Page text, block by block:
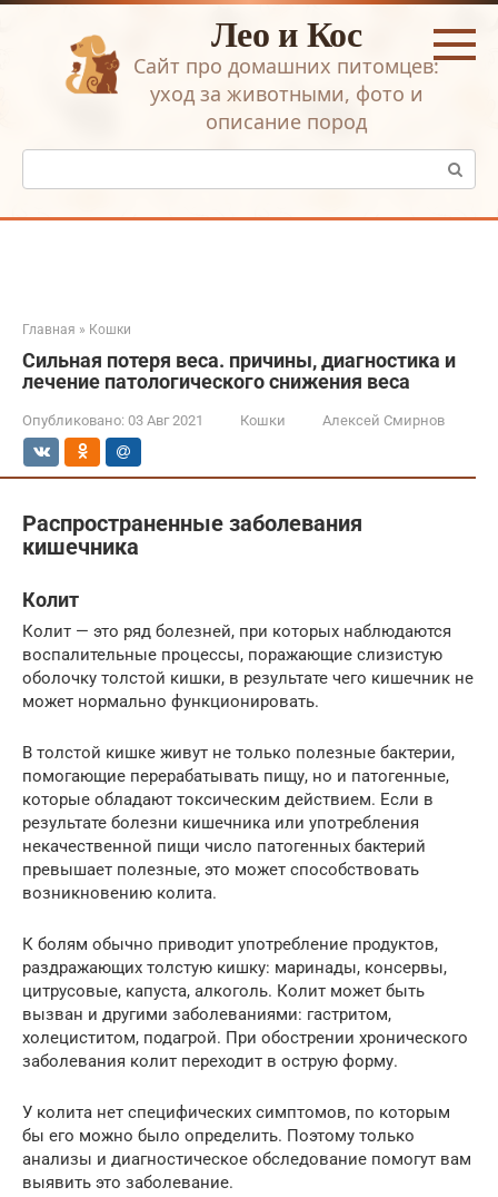
Перейти
Лео и Кос
Сайт про домашних питомцев:
уход за животными, фото и
описание пород
Поиск:
Главная » Кошки
Сильная потеря веса. причины, диагностика и
лечение патологического снижения веса
Опубликовано: 03 Авг 2021 Кошки Алексей Смирнов
Распространенные заболевания
кишечника
Колит
Колит — это ряд болезней, при которых наблюдаются
воспалительные процессы, поражающие слизистую
оболочку толстой кишки, в результате чего кишечник не
может нормально функционировать.
В толстой кишке живут не только полезные бактерии,
помогающие перерабатывать пищу, но и патогенные,
которые обладают токсическим действием. Если в
результате болезни кишечника или употребления
некачественной пищи число патогенных бактерий
превышает полезные, это может способствовать
возникновению колита.
К болям обычно приводит употребление продуктов,
раздражающих толстую кишку: маринады, консервы,
цитрусовые, капуста, алкоголь. Колит может быть
вызван и другими заболеваниями: гастритом,
холециститом, подагрой. При обострении хронического
заболевания колит переходит в острую форму.
У колита нет специфических симптомов, по которым
бы его можно было определить. Поэтому только
анализы и диагностическое обследование помогут вам
выявить это заболевание.